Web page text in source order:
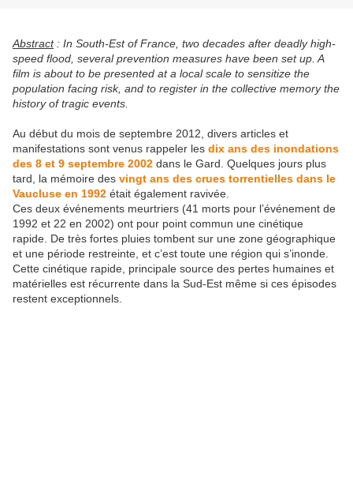
Abstract : In South-Est of France, two decades after deadly high-
speed flood, several prevention measures have been set up. A
film is about to be presented at a local scale to sensitize the
population facing risk, and to register in the collective memory the
history of tragic events.
Au début du mois de septembre 2012, divers articles et
manifestations sont venus rappeler les dix ans des inondations
des 8 et 9 septembre 2002 dans le Gard. Quelques jours plus
tard, la mémoire des vingt ans des crues torrentielles dans le
Vaucluse en 1992 était également ravivée.
Ces deux événements meurtriers (41 morts pour l’événement de
1992 et 22 en 2002) ont pour point commun une cinétique
rapide. De très fortes pluies tombent sur une zone géographique
et une période restreinte, et c’est toute une région qui s’inonde.
Cette cinétique rapide, principale source des pertes humaines et
matérielles est récurrente dans la Sud-Est même si ces épisodes
restent exceptionnels.